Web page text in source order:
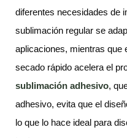
diferentes necesidades de
sublimación regular se
aplicaciones, mientras que
secado rápido acelera el
sublimación adhesivo,
adhesivo, evita que el
lo que lo hace ideal para